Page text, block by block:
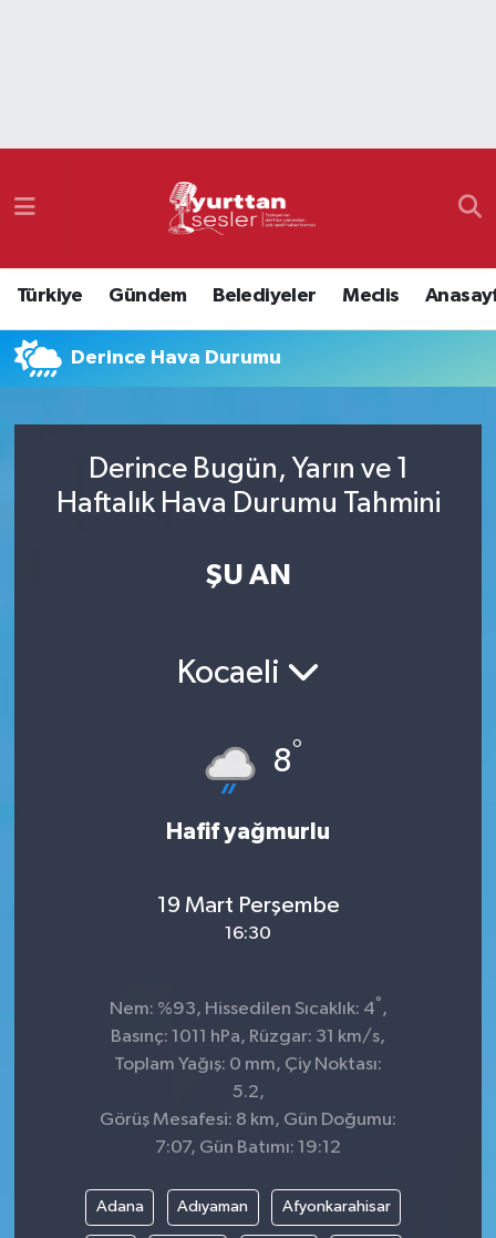
Türkiye Gündem Belediyeler Meclis
Derince Hava Durumu
Derince Bugün, Yarın ve 1
Haftalık Hava Durumu Tahmini
ŞU AN
Kocaeli
8°
Hafif yağmurlu
19 Mart Perşembe
16:30
Nem: %93, Hissedilen Sıcaklık: 4° ,
Basınç: 1011 hPa, Rüzgar: 31 km/s,
Toplam Yağış: 0 mm, Çiy Noktası:
5.2,
Görüş Mesafesi: 8 km, Gün Doğumu:
7:07, Gün Batımı: 19:12
Adana Adıyaman Afyonkarahisar
Namaz Vakitleri
Süper Lig Puan Durumu ve Fikstür
Tüm Manşetler
Son Dakika Haberleri
Haber Arşivi